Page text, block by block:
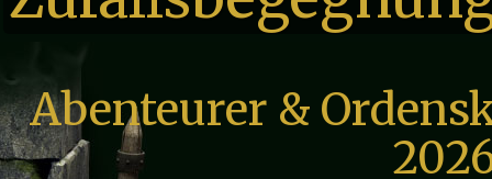
Abenteurer &